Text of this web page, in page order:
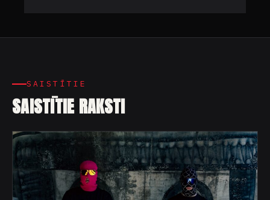
SAISTĪTIE
SAISTĪTIE RAKSTI